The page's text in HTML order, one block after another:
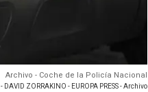
Archivo - Coche de la Policía Nacional
- DAVID ZORRAKINO - EUROPA PRESS - Archivo